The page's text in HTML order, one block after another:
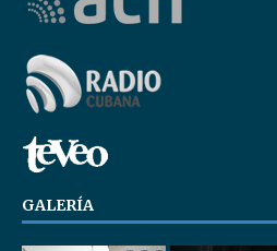
GALERÍA